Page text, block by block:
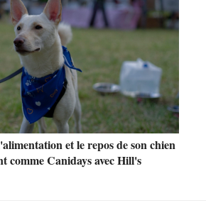
et le repos de son chien
comme Canidays avec Hill's